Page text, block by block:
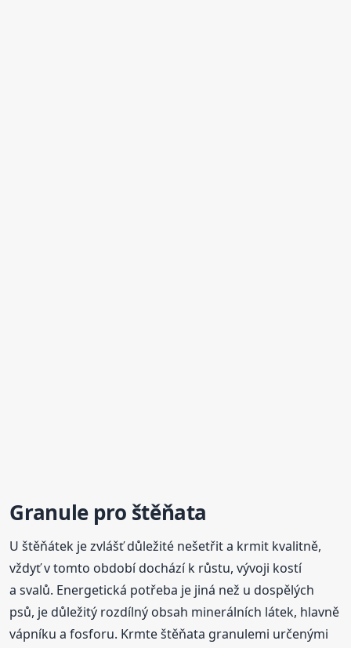
Granule pro štěňata
U štěňátek je zvlášť důležité nešetřit a krmit kvalitně,
vždyť v tomto období dochází k růstu, vývoji kostí
a svalů. Energetická potřeba je jiná než u dospělých
psů, je důležitý rozdílný obsah minerálních látek, hlavně
vápníku a fosforu. Krmte štěňata granulemi určenými